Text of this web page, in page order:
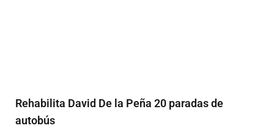
Rehabilita David De la Peña 20 paradas de
autobús